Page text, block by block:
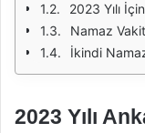
2023 Yılı
Namaz
İkindi
2023 Yılı